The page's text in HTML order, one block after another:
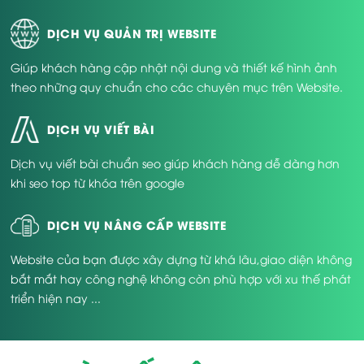
trăm kết quả và mức độ cạnh tranh cực cao. Điều đó
cho thấy nhu cầu đang tăng lên rõ rệt – từ các doanh
nghiệp sản xuất, thương mại, bất động sản cho đến
các dịch vụ giáo dục, logistics hay nhà hàng khách
sạn.
cần có. Đặc biệt trong bối cảnh Covid đã thay đổi thói
quen tiêu dùng và làm việc, việc sở hữu một trang web
chuyên nghiệp là cách đơn giản nhất để bạn duy trì
kết nối với khách hàng mọi lúc, mọi nơi.
2. Lợi ích khi thiết kế
DỊCH VỤ QUẢN TRỊ WEBSITE
Giúp khách hàng cập nhật nội dung và thiết kế hình ảnh
theo những quy chuẩn cho các chuyên mục trên Website.
DỊCH VỤ VIẾT BÀI
Dịch vụ viết bài chuẩn seo giúp khách hàng dễ dàng hơn
khi seo top từ khóa trên google
DỊCH VỤ NÂNG CẤP WEBSITE
Website của bạn được xây dựng từ khá lâu,giao diện không
bắt mắt hay công nghệ không còn phù hợp với xu thế phát
triển hiện nay ...